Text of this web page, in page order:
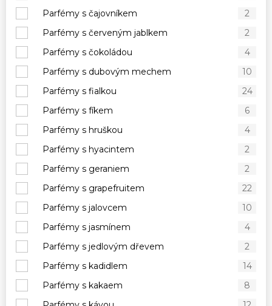
Parfémy s čajovníkem
2
Parfémy s červeným jablkem
2
Parfémy s čokoládou
4
Parfémy s dubovým mechem
10
Parfémy s fialkou
24
Parfémy s fíkem
6
Parfémy s hruškou
4
Parfémy s hyacintem
2
Parfémy s geraniem
2
Parfémy s grapefruitem
22
Parfémy s jalovcem
10
Parfémy s jasmínem
4
Parfémy s jedlovým dřevem
2
Parfémy s kadidlem
14
Parfémy s kakaem
8